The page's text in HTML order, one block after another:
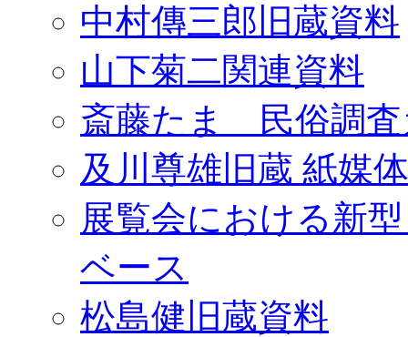
中村傳三郎旧蔵資料
山下菊二関連資料
斎藤たま 民俗調査
及川尊雄旧蔵 紙媒
展覧会における新
ベース
松島健旧蔵資料